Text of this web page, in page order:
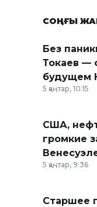
СОҢҒЫ
Без
Токаев —
будущем
5 қаңтар, 10:15
США,
громкие
5 қаңтар, 9:36
Старшее